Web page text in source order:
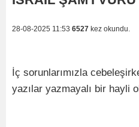
28-08-2025 11:53 6527 kez okundu.
İç sorunlarımızla
yazılar yazmayalı bir hayli